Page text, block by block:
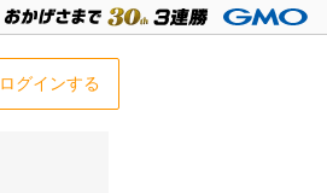
ログインする